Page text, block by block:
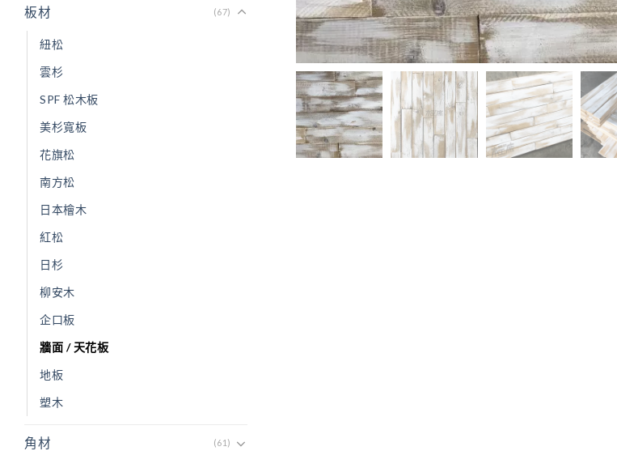
板材 (67)
紐松
雲杉
SPF 松木板
美杉寬板
花旗松
南方松
日本檜木
紅松
日杉
柳安木
企口板
牆面 / 天花板
地板
塑木
角材 (61)